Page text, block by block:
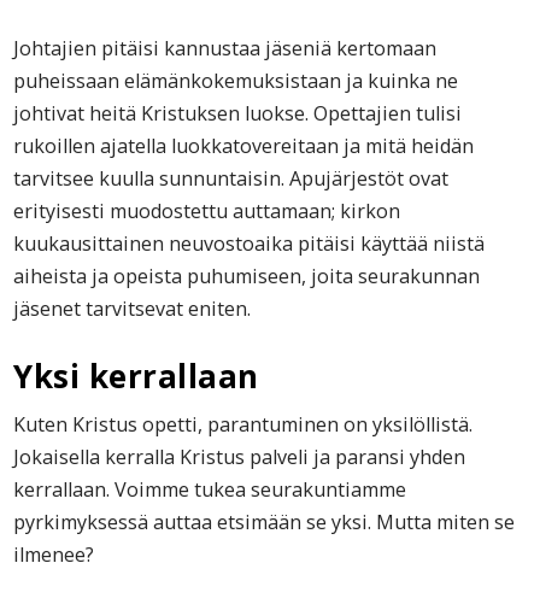
Johtajien pitäisi kannustaa jäseniä kertomaan
puheissaan elämänkokemuksistaan ja kuinka ne
johtivat heitä Kristuksen luokse. Opettajien tulisi
rukoillen ajatella luokkatovereitaan ja mitä heidän
tarvitsee kuulla sunnuntaisin. Apujärjestöt ovat
erityisesti muodostettu auttamaan; kirkon
kuukausittainen neuvostoaika pitäisi käyttää niistä
aiheista ja opeista puhumiseen, joita seurakunnan
jäsenet tarvitsevat eniten.
Yksi kerrallaan
Kuten Kristus opetti, parantuminen on yksilöllistä.
Jokaisella kerralla Kristus palveli ja paransi yhden
kerrallaan. Voimme tukea seurakuntiamme
pyrkimyksessä auttaa etsimään se yksi. Mutta miten se
ilmenee?